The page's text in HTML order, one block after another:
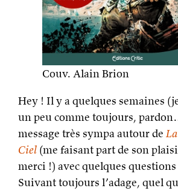
Couv. Alain Brion
Hey ! Il y a quelques semaines
un peu comme toujours,
message très sympa autour de
Ciel (me faisant part de son
merci !) avec quelques
Suivant toujours l’adage, quel